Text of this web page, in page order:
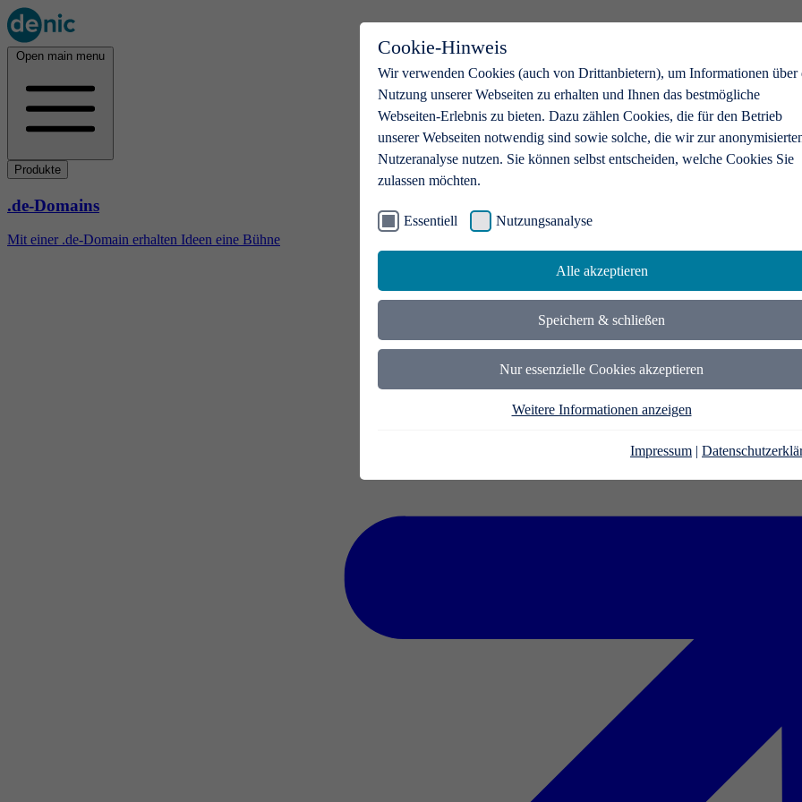
Cookie-Hinweis
Wir verwenden Cookies (auch von Drittanbietern), um Informationen über
Nutzung unserer Webseiten zu erhalten und Ihnen das bestmögliche
Webseiten-Erlebnis zu bieten. Dazu zählen Cookies, die für den Betrieb
unserer Webseiten notwendig sind sowie solche, die wir zur
Nutzeranalyse nutzen. Sie können selbst entscheiden, welche Cookies Sie
zulassen möchten.
Essentiell Nutzungsanalyse
Alle akzeptieren
Speichern & schließen
Nur essenzielle Cookies akzeptieren
Weitere Informationen anzeigen
Impressum |
Open main menu
Produkte
.de-Domains
Mit einer .de-Domain erhalten Ideen eine Bühne